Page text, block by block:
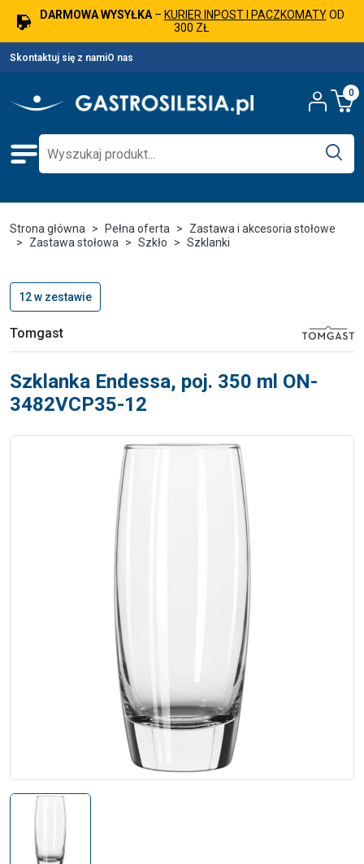
DARMOWA WYSYŁKA– KURIER INPOST I PACZKOMATYOD
300 ZŁ
Skontaktuj się z namiO nas
0
Strona główna Pełna oferta
Zastawa i akcesoria stołowe
Zastawa stołowa
Szkło Szklanki
12 w zestawie
Tomgast
Szklanka Endessa, poj. 350 ml ON-
3482VCP35-12